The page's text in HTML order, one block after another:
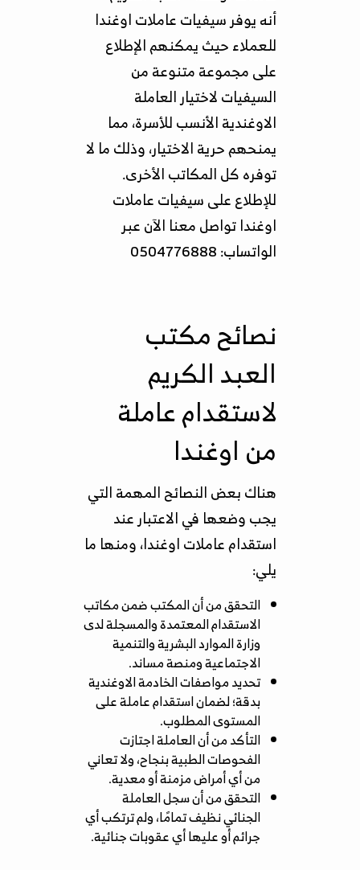
أنه يوفر سيفيات عاملات اوغندا
للعملاء حيث يمكنهم الإطلاع
على مجموعة متنوعة من
السيفيات لاختيار العاملة
الاوغندية الأنسب للأسرة، مما
يمنحهم حرية الاختيار، وذلك ما لا
توفره كل المكاتب الأخرى.
للإطلاع على سيفيات عاملات
اوغندا تواصل معنا الآن عبر
الواتساب: 0504776888
نصائح مكتب
العبد الكريم
لاستقدام عاملة
من اوغندا
هناك بعض النصائح المهمة التي
يجب وضعها في الاعتبار عند
استقدام عاملات اوغندا، ومنها ما
يلي:
التحقق من أن المكتب ضمنمكاتب
الاستقدام المعتمدةوالمسجلة لدى
وزارة الموارد البشرية والتنمية
الاجتماعية ومنصة مساند.
تحديد مواصفات الخادمة الاوغندية
بدقة؛ لضمان استقدام عاملة على
المستوى المطلوب.
التأكد من أن العاملة اجتازت
الفحوصات الطبية بنجاح، ولا تعاني
من أي أمراض مزمنة أو معدية.
التحقق من أن سجل العاملة
الجنائي نظيف تمامًا، ولم ترتكب أي
جرائم أو عليها أي عقوبات جنائية.